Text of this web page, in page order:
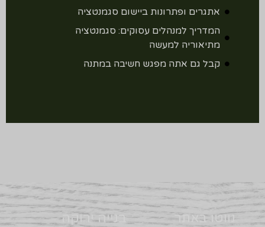
אתגרים ופתרונות ביישום סגמנטציה
המדריך למנהלים עסוקים: סגמנטציה
מתיאוריה למעשה
קבל גם אתה מפגש חשיבה במתנה
נווטו באתר בנייה ירוקה